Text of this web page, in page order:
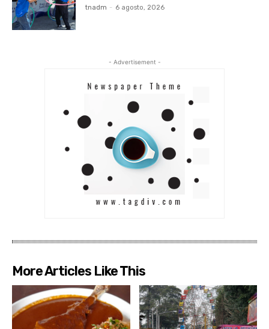
tnadm - 6 agosto, 2026
- Advertisement -
More Articles Like This